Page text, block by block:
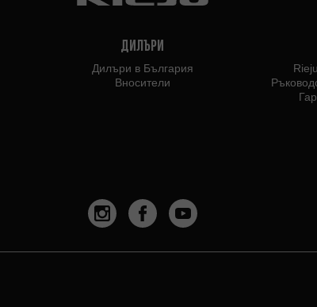
Дилъри
Дилъри в България
Вносители